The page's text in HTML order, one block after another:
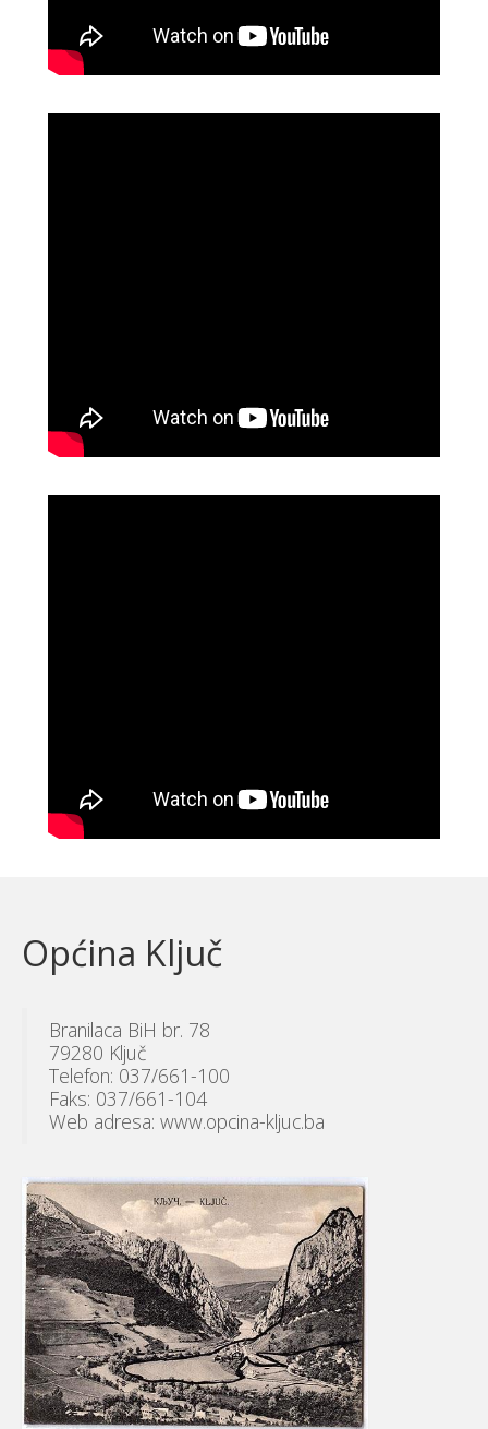
Općina Ključ
Branilaca BiH br. 78
79280 Ključ
Telefon: 037/661-100
Faks: 037/661-104
Web adresa: www.opcina-kljuc.ba